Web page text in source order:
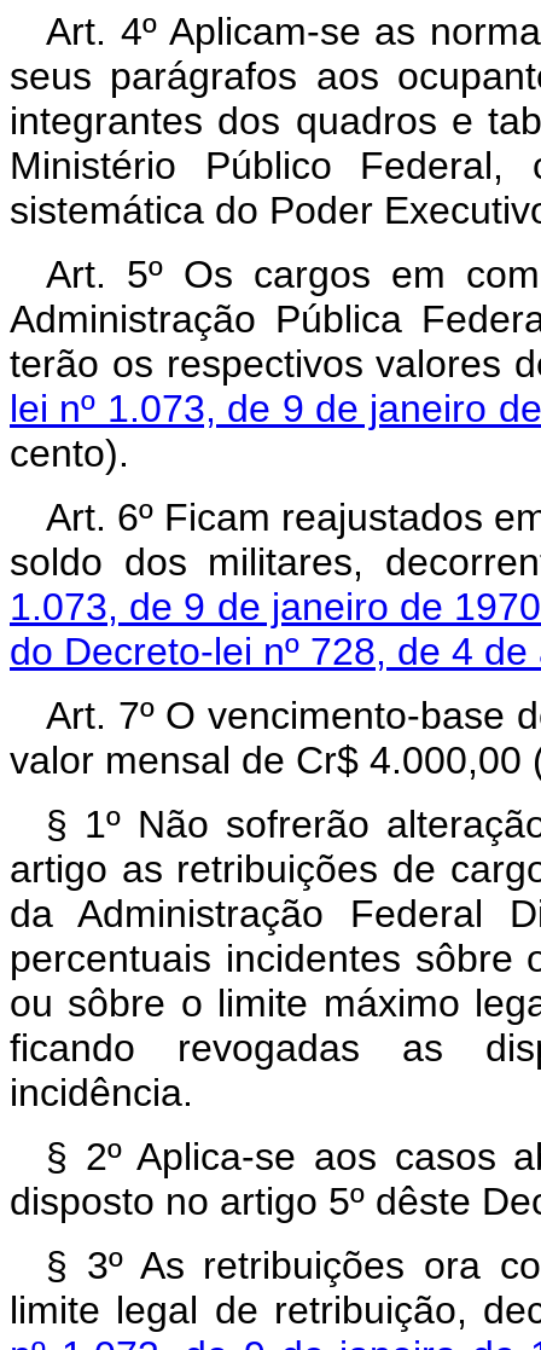
Art. 4º Aplicam-se as
seus parágrafos aos
integrantes dos quadros e
Ministério Público
sistemática do Poder
Art. 5º Os cargos em
Administração Pública
terão os respectivos valores
lei nº 1.073, de 9 de janeiro
cento).
Art. 6º Ficam reajustados
soldo dos militares,
1.073, de 9 de janeiro de 1970
do Decreto-lei nº 728, de 4
Art. 7º O vencimento-base
valor mensal de Cr$ 4.000,00
§ 1º Não sofrerão
artigo as retribuições de
da Administração Federal
percentuais incidentes sôbre
ou sôbre o limite máximo
ficando revogadas as
incidência.
§ 2º Aplica-se aos casos
disposto no artigo 5º dêste
§ 3º As retribuições ora
limite legal de retribuição,